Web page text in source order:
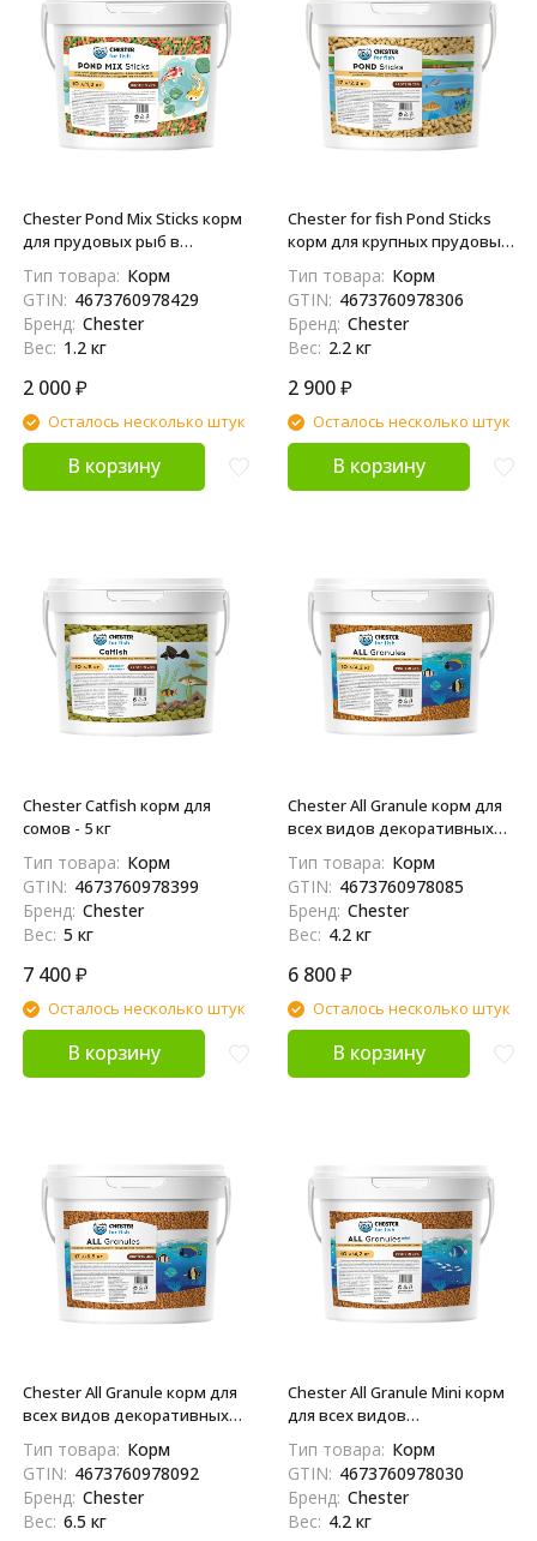
Chester Pond Mix Sticks корм
для прудовых рыб в
Тип товара: Корм
GTIN: 4673760978429
Бренд: Chester
Вес: 1.2 кг
2 000₽
Осталось несколько штук
В корзину
Chester for fish Pond Sticks
корм для крупных прудовых
- 2,2 кг
Тип товара: Корм
GTIN: 4673760978306
Бренд: Chester
Вес: 2.2 кг
2 900₽
Осталось несколько штук
В корзину
Chester Catfish корм для
сомов - 5 кг
Тип товара: Корм
GTIN: 4673760978399
Бренд: Chester
Вес: 5 кг
7 400₽
Осталось несколько штук
В корзину
Chester All Granule корм для
всех видов декоративных
- 4,2 кг
Тип товара: Корм
GTIN: 4673760978085
Бренд: Chester
Вес: 4.2 кг
6 800₽
Осталось несколько штук
В корзину
Chester All Granule корм для
всех видов декоративных
- 6,5 кг
Тип товара: Корм
GTIN: 4673760978092
Бренд: Chester
Вес: 6.5 кг
Chester All Granule Mini корм
для всех видов
рыб в гранулах - 4,2 кг
Тип товара: Корм
GTIN: 4673760978030
Бренд: Chester
Вес: 4.2 кг